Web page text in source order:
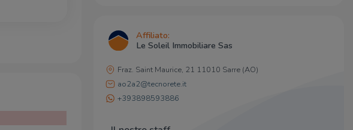
Affiliato:
Le Soleil Immobiliare Sas
Fraz. Saint Maurice, 21 11010 Sarre (AO)
ao2a2@tecnorete.it
+393898593886